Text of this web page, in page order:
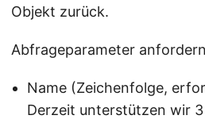
Objekt zurück.
Abfrageparameter
Name (Zeichenfolge,
Derzeit unterstützen wir